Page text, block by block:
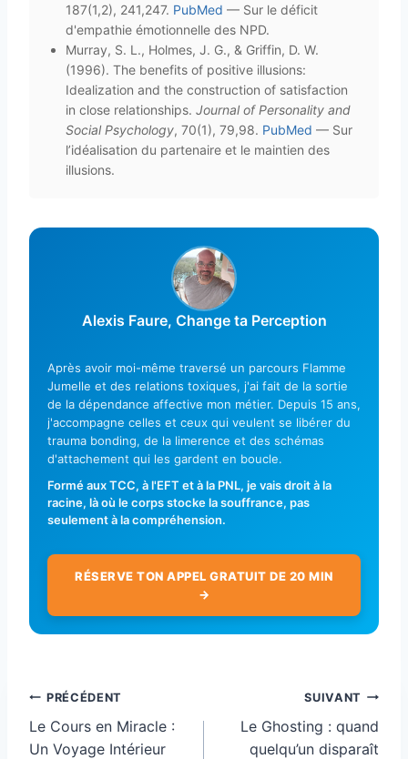
187(1,2), 241,247. PubMed — Sur le déficit
d'empathie émotionnelle des NPD.
Murray, S. L., Holmes, J. G., & Griffin, D. W.
(1996). The benefits of positive illusions:
Idealization and the construction of satisfaction
in close relationships. Journal of Personality and
Social Psychology, 70(1), 79,98. PubMed — Sur
l’idéalisation du partenaire et le maintien des
illusions.
Alexis Faure, Change ta Perception
Après avoir moi-même traversé un parcours Flamme
Jumelle et des relations toxiques, j'ai fait de la sortie
de la dépendance affective mon métier. Depuis 15 ans,
j'accompagne celles et ceux qui veulent se libérer du
trauma bonding, de la limerence et des schémas
d'attachement qui les gardent en boucle.
Formé aux TCC, à l'EFT et à la PNL, je vais droit à la
racine, là où le corps stocke la souffrance, pas
seulement à la compréhension.
RÉSERVE TON APPEL GRATUIT DE 20 MIN
→
Navigation
de
l’article
PRÉCÉDENT
Le Cours en Miracle :
Un Voyage Intérieur
SUIVANT
Le Ghosting : quand
quelqu’un disparaît